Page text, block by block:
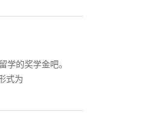
学的奖学金吧。
式为